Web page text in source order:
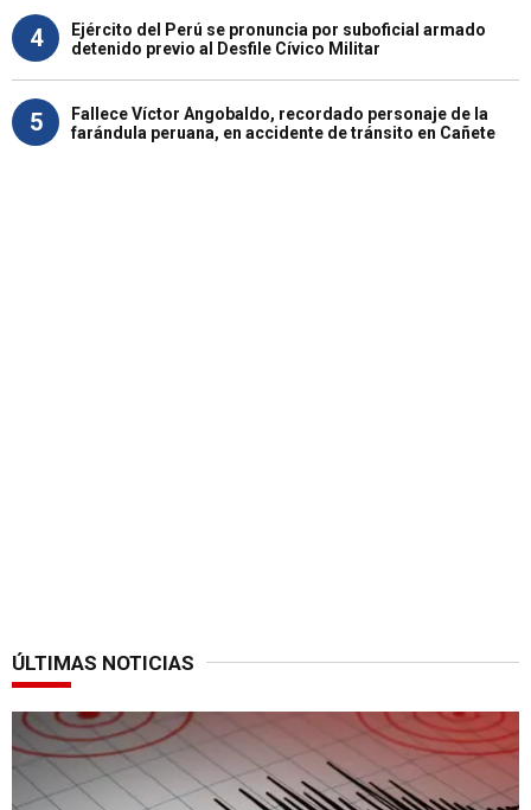
4
Ejército del Perú se pronuncia por suboficial armado
detenido previo al Desfile Cívico Militar
5
Fallece Víctor Angobaldo, recordado personaje de la
farándula peruana, en accidente de tránsito en Cañete
ÚLTIMAS NOTICIAS